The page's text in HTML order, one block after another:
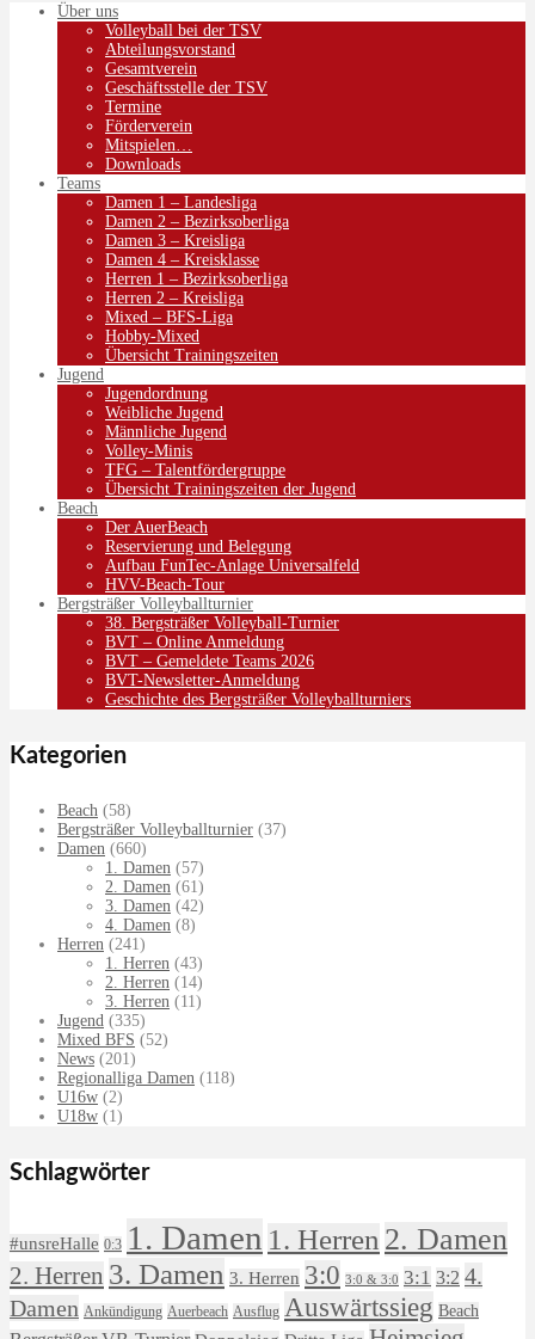
Über uns
Volleyball bei der TSV
Abteilungsvorstand
Gesamtverein
Geschäftsstelle der TSV
Termine
Förderverein
Mitspielen…
Downloads
Teams
Damen 1 – Landesliga
Damen 2 – Bezirksoberliga
Damen 3 – Kreisliga
Damen 4 – Kreisklasse
Herren 1 – Bezirksoberliga
Herren 2 – Kreisliga
Mixed – BFS-Liga
Hobby-Mixed
Übersicht Trainingszeiten
Jugend
Jugendordnung
Weibliche Jugend
Männliche Jugend
Volley-Minis
TFG – Talentfördergruppe
Übersicht Trainingszeiten der Jugend
Beach
Der AuerBeach
Reservierung und Belegung
Aufbau FunTec-Anlage Universalfeld
HVV-Beach-Tour
Bergsträßer Volleyballturnier
38. Bergsträßer Volleyball-Turnier
BVT – Online Anmeldung
BVT – Gemeldete Teams 2026
BVT-Newsletter-Anmeldung
Geschichte des Bergsträßer Volleyballturniers
Kategorien
Beach (58)
Bergsträßer Volleyballturnier (37)
Damen (660)
1. Damen (57)
2. Damen (61)
3. Damen (42)
4. Damen (8)
Herren (241)
1. Herren (43)
2. Herren (14)
3. Herren (11)
Jugend (335)
Mixed BFS (52)
News (201)
Regionalliga Damen (118)
U16w (2)
U18w (1)
Schlagwörter
#unsreHalle 0:3 1. Damen 1. Herren 2. Damen
2. Herren 3. Damen 3. Herren 3:0 3:0 & 3:0 3:1 3:2 4.
Damen Ankündigung Auerbeach Ausflug Auswärtssieg Beach